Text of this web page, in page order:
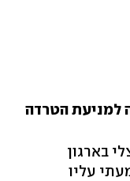
למניעת הטרדה